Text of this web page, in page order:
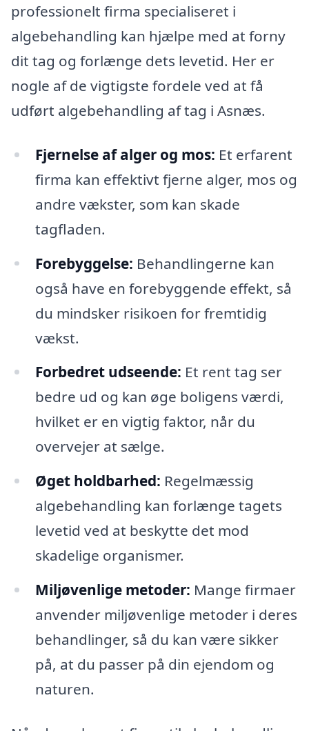
professionelt firma specialiseret i
algebehandling kan hjælpe med at forny
dit tag og forlænge dets levetid. Her er
nogle af de vigtigste fordele ved at få
udført algebehandling af tag i Asnæs.
Fjernelse af alger og mos: Et erfarent
firma kan effektivt fjerne alger, mos og
andre vækster, som kan skade
tagfladen.
Forebyggelse: Behandlingerne kan
også have en forebyggende effekt, så
du mindsker risikoen for fremtidig
vækst.
Forbedret udseende: Et rent tag ser
bedre ud og kan øge boligens værdi,
hvilket er en vigtig faktor, når du
overvejer at sælge.
Øget holdbarhed: Regelmæssig
algebehandling kan forlænge tagets
levetid ved at beskytte det mod
skadelige organismer.
Miljøvenlige metoder: Mange firmaer
anvender miljøvenlige metoder i deres
behandlinger, så du kan være sikker
på, at du passer på din ejendom og
naturen.